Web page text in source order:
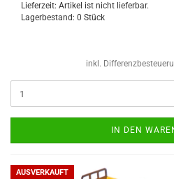
Lieferzeit: Artikel ist nicht lieferbar.
Lagerbestand: 0 Stück
inkl.
IN DEN
AUSVERKAUFT